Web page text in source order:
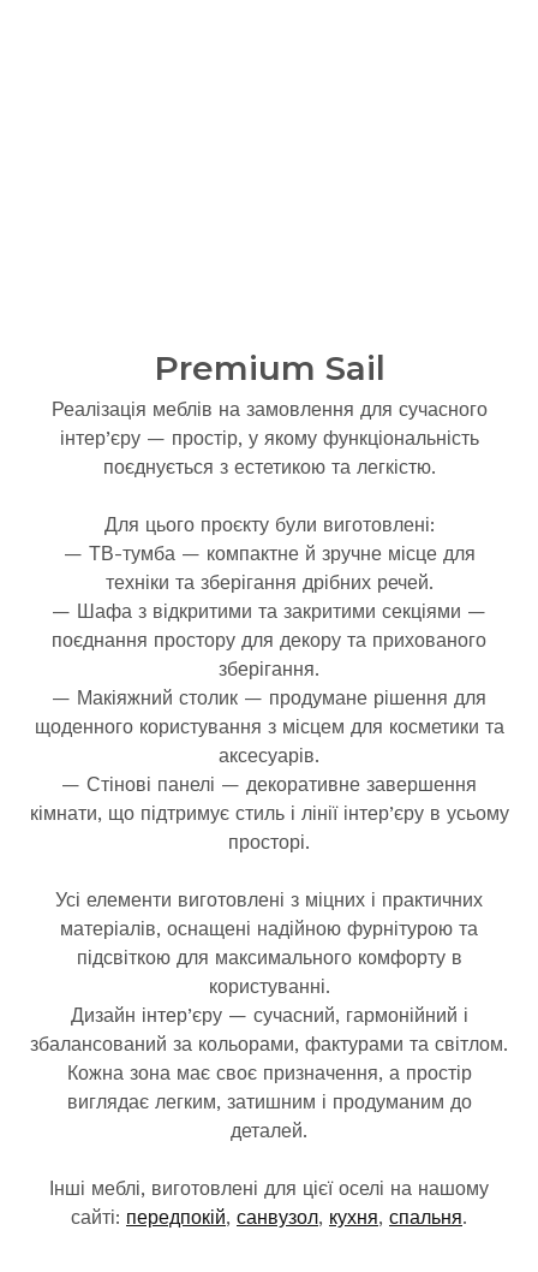
Premium Sail
Реалізація меблів на замовлення для сучасного
інтер’єру — простір, у якому функціональність
поєднується з естетикою та легкістю.
Для цього проєкту були виготовлені:
— ТВ-тумба — компактне й зручне місце для
техніки та зберігання дрібних речей.
— Шафа з відкритими та закритими секціями —
поєднання простору для декору та прихованого
зберігання.
— Макіяжний столик — продумане рішення для
щоденного користування з місцем для косметики та
аксесуарів.
— Стінові панелі — декоративне завершення
кімнати, що підтримує стиль і лінії інтер’єру в усьому
просторі.
Усі елементи виготовлені з міцних і практичних
матеріалів, оснащені надійною фурнітурою та
підсвіткою для максимального комфорту в
користуванні.
Дизайн інтер’єру — сучасний, гармонійний і
збалансований за кольорами, фактурами та світлом.
Кожна зона має своє призначення, а простір
виглядає легким, затишним і продуманим до
деталей.
Інші меблі, виготовлені для цієї оселі на нашому
сайті: передпокій, санвузол, кухня, спальня.